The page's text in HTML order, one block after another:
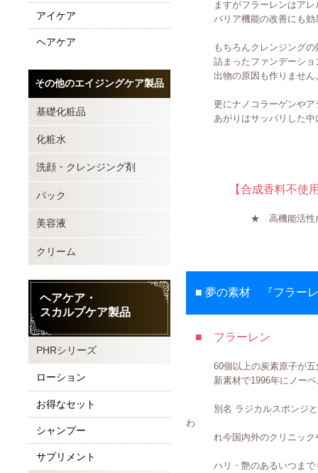
ますがフラーレンはアレル
バリア機能の改善にも効
もちろんクレンジングの効
詰まったファンデーション
出物の原因も作りません
更にナノコラーゲンやアテ
あがりはサッパリした中に
【合成香料不使用
★ 高機能活性成分：
■ 夢の素材 『フラー
■ フラーレン
60個以上の炭素原子が五角
新素材で1996年にノーベ
別名 ラジカルスポンジと言
わ
れ今国内外のクリニックや
ハリ・艶のあるいつまでも
アイケア
ヘアケア
その他のエイジングケア製品
基礎化粧品
化粧水
洗顔・クレンジング剤
パック
美容液
クリーム
ヘアケア・
スカルプケア製品
PHRシリーズ
ローション
お得なセット
シャンプー
サプリメント